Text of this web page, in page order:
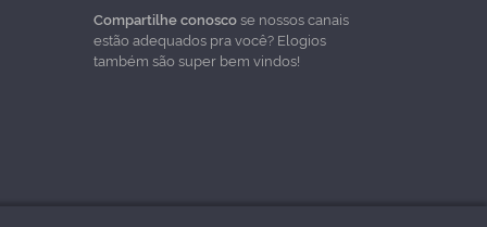
Compartilhe conoscose nossos canais
estão adequados pra você? Elogios
também são super bem vindos!